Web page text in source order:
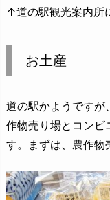
↑道の駅観光案内所
お土産
道の駅かようですが
作物売り場とコンビ
す。まずは、農作物